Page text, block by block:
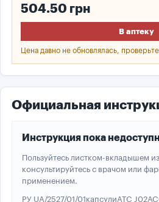
504.50 грн
В аптеку
Цена давно не обновлялась,
Официальная
Инструкция пока
Пользуйтесь листком-вкладышем
консультируйтесь с врачом или
применением.
РУ UA/2527/01/01капсулиATC